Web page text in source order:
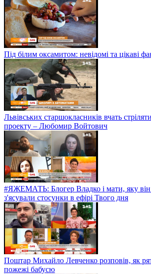
Під білим оксамитом: невідомі та цікаві
Львівських старшокласників вчать
проекту – Любомир Войтович
#ЯЖЕМАТЬ: Блогер Владко і мати, яку він
з'ясували стосунки в ефірі Твого дня
Поштар Михайло Левченко розповів, як
пожежі бабусю